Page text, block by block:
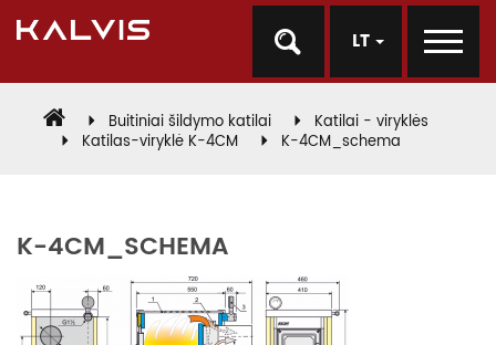
LT
Buitiniai šildymo katilai
Katilai - viryklės
Katilas-viryklė K-4CM
K-4CM_schema
K-4CM_SCHEMA